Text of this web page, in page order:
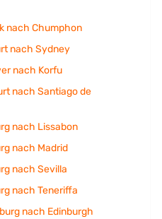
nach Chumphon
nach Sydney
nach Korfu
nach Santiago de
nach Lissabon
nach Madrid
nach Sevilla
nach Teneriffa
nach Edinburgh